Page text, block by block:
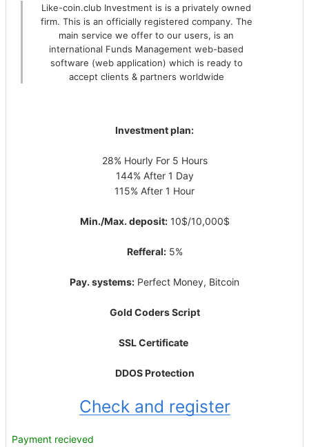
Like-coin.club Investment is is a privately owned
firm. This is an officially registered company. The
main service we offer to our users, is an
international Funds Management web-based
software (web application) which is ready to
accept clients & partners worldwide
Investment plan:
28% Hourly For 5 Hours
144% After 1 Day
115% After 1 Hour
Min./Max. deposit:10$/10,000$
Refferal:5%
Pay. systems: Perfect Money, Bitcoin
Gold Coders Script
SSL Certificate
DDOS Protection
Check and register
Payment recieved